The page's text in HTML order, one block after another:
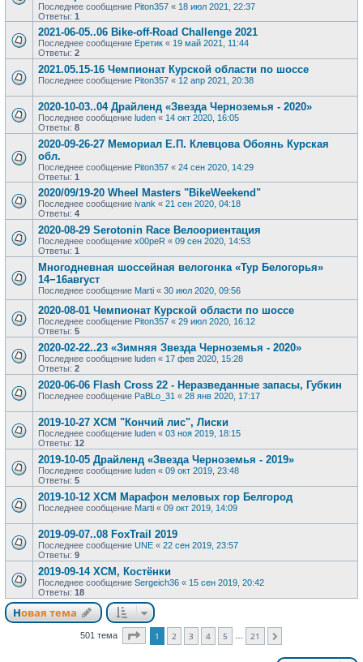
Последнее сообщение Piton357 « 18 июл 2021, 22:37
Ответы: 1
2021-06-05..06 Bike-off-Road Challenge 2021
Последнее сообщение Еретик « 19 май 2021, 11:44
Ответы: 2
2021.05.15-16 Чемпионат Курской области по шоссе
Последнее сообщение Piton357 « 12 апр 2021, 20:38
2020-10-03..04 Драйленд «Звезда Черноземья - 2020»
Последнее сообщение luden « 14 окт 2020, 16:05
Ответы: 8
2020-09-26-27 Мемориал Е.П. Клевцова Обоянь Курская
обл.
Последнее сообщение Piton357 « 24 сен 2020, 14:29
Ответы: 1
2020/09/19-20 Wheel Masters "BikeWeekend"
Последнее сообщение ivank « 21 сен 2020, 04:18
Ответы: 4
2020-08-29 Serotonin Race Велоориентация
Последнее сообщение x00peR « 09 сен 2020, 14:53
Ответы: 1
Многодневная шоссейная велогонка «Тур Белогорья»
14−16август
Последнее сообщение Marti « 30 июл 2020, 09:56
2020-08-01 Чемпионат Курской области по шоссе
Последнее сообщение Piton357 « 29 июл 2020, 16:12
Ответы: 5
2020-02-22..23 «Зимняя Звезда Черноземья - 2020»
Последнее сообщение luden « 17 фев 2020, 15:28
Ответы: 2
2020-06-06 Flash Cross 22 - Неразведанные запасы, Губкин
Последнее сообщение PaBLo_31 « 28 янв 2020, 17:17
2019-10-27 XCM "Кончий лис", Лиски
Последнее сообщение luden « 03 ноя 2019, 18:15
Ответы: 12
2019-10-05 Драйленд «Звезда Черноземья - 2019»
Последнее сообщение luden « 09 окт 2019, 23:48
Ответы: 5
2019-10-12 XCM Марафон меловых гор Белгород
Последнее сообщение Marti « 09 окт 2019, 14:09
2019-09-07..08 FoxTrail 2019
Последнее сообщение UNE « 22 сен 2019, 23:57
Ответы: 9
2019-09-14 XCM, Костёнки
Последнее сообщение Sergeich36 « 15 сен 2019, 20:42
Ответы: 18
Новая тема
501 тема Страница из
1 2 3 4 5 21